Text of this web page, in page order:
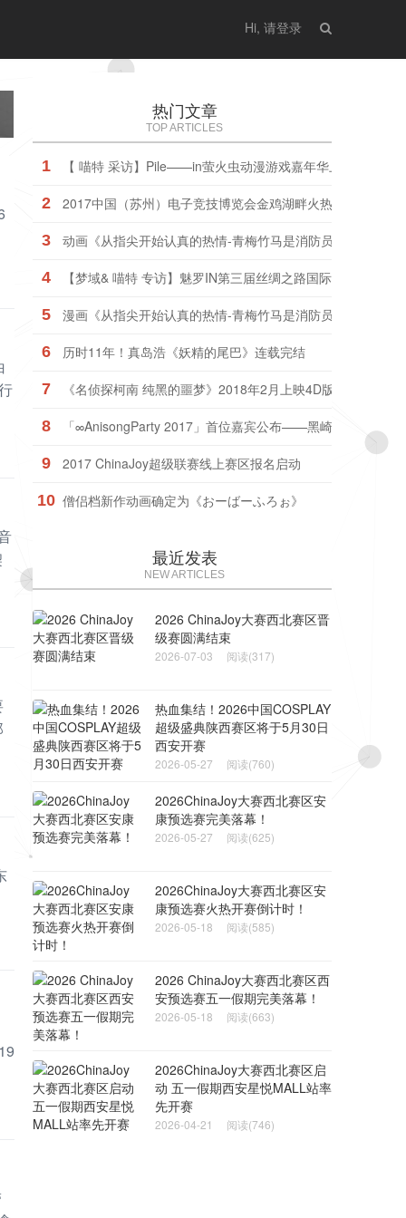
Hi, 请登录
热门文章
TOP ARTICLES
1 【 喵特 采访】Pile——in萤火虫动漫游戏嘉年华上海站
2 2017中国（苏州）电子竞技博览会金鸡湖畔火热开幕
3 动画《从指尖开始认真的热情-青梅竹马是消防员-》普通版
4 【梦域& 喵特 专访】魅罗IN第三届丝绸之路国际艺术节暨动
5 漫画《从指尖开始认真的热情-青梅竹马是消防员-》动画版今
6 历时11年！真岛浩《妖精的尾巴》连载完结
7 《名侦探柯南 纯黑的噩梦》2018年2月上映4D版
8 「∞AnisongParty 2017」首位嘉宾公布——黑崎真音！
9 2017 ChinaJoy超级联赛线上赛区报名启动
10 僧侣档新作动画确定为《おーばーふろぉ》
最近发表
NEW ARTICLES
2026 ChinaJoy大赛西北赛区晋
级赛圆满结束
2026-07-03 阅读(317)
热血集结！2026中国COSPLAY
超级盛典陕西赛区将于5月30日
西安开赛
2026-05-27 阅读(760)
2026ChinaJoy大赛西北赛区安
康预选赛完美落幕！
2026-05-27 阅读(625)
2026ChinaJoy大赛西北赛区安
康预选赛火热开赛倒计时！
2026-05-18 阅读(585)
2026 ChinaJoy大赛西北赛区西
安预选赛五一假期完美落幕！
2026-05-18 阅读(663)
2026ChinaJoy大赛西北赛区启
动 五一假期西安星悦MALL站率
先开赛
2026-04-21 阅读(746)